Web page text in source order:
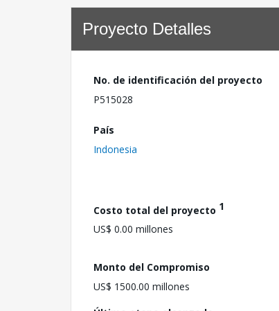
Proyecto Detalles
No. de identificación del proyecto
P515028
País
Indonesia
Costo total del proyecto 1
US$ 0.00 millones
Monto del Compromiso
US$ 1500.00 millones